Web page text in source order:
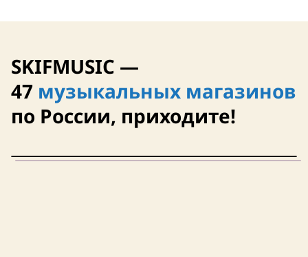
SKIFMUSIC —
47 музыкальных магазинов
по России, приходите!